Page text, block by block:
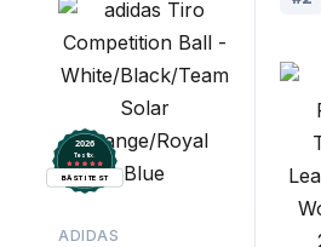
2026
Testix.
BÄST I TEST
ADIDAS